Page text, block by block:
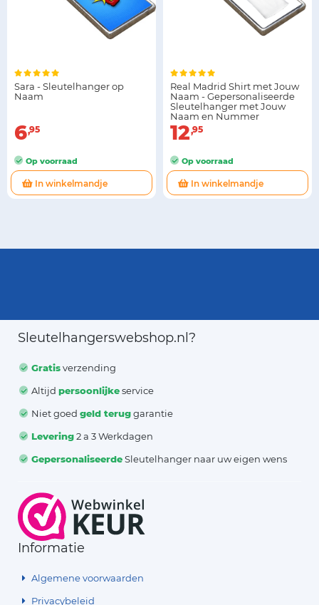
Sara - Sleutelhanger op
Naam
6 95
Op voorraad
In winkelmandje
Real Madrid Shirt met Jouw
Naam - Gepersonaliseerde
Sleutelhanger met Jouw
Naam en Nummer
12 95
Op voorraad
In winkelmandje
Sleutelhangerswebshop.nl?
Gratisverzending
Altijdpersoonlijkeservice
Niet goedgeld teruggarantie
Levering2 a 3 Werkdagen
GepersonaliseerdeSleutelhanger naar uw eigen wens
Informatie
Algemene voorwaarden
Privacybeleid